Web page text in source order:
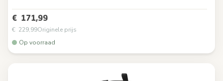
€ 171,99
€ 229,99Originele prijs
Op voorraad